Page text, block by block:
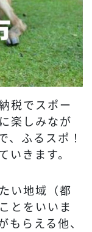
税でスポー
楽しみなが
、ふるスポ！
きます。
い地域（都
とをいいま
らえる他、